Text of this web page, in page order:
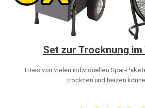
Set zur Trocknung im
Eines von vielen individuellen Spar-
trocknen und heizen